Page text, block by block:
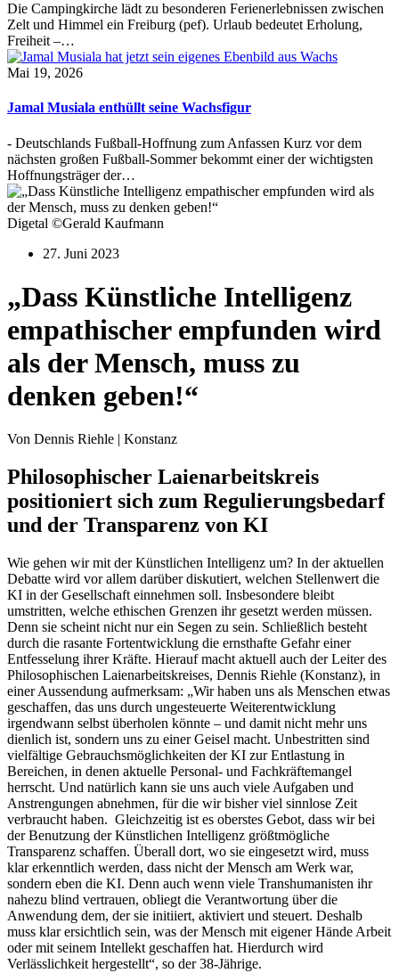
Die Campingkirche lädt zu besonderen Ferienerlebnissen zwischen
Zelt und Himmel ein Freiburg (pef). Urlaub bedeutet Erholung,
Freiheit –…
Mai 19, 2026
Jamal Musiala enthüllt seine Wachsfigur
- Deutschlands Fußball-Hoffnung zum Anfassen Kurz vor dem
nächsten großen Fußball-Sommer bekommt einer der wichtigsten
Hoffnungsträger der…
Digetal ©Gerald Kaufmann
27. Juni 2023
„Dass Künstliche Intelligenz
empathischer empfunden wird
als der Mensch, muss zu
denken geben!“
Von Dennis Riehle | Konstanz
Philosophischer Laienarbeitskreis
positioniert sich zum Regulierungsbedarf
und der Transparenz von KI
Wie gehen wir mit der Künstlichen Intelligenz um? In der aktuellen
Debatte wird vor allem darüber diskutiert, welchen Stellenwert die
KI in der Gesellschaft einnehmen soll. Insbesondere bleibt
umstritten, welche ethischen Grenzen ihr gesetzt werden müssen.
Denn sie scheint nicht nur ein Segen zu sein. Schließlich besteht
durch die rasante Fortentwicklung die ernsthafte Gefahr einer
Entfesselung ihrer Kräfte. Hierauf macht aktuell auch der Leiter des
Philosophischen Laienarbeitskreises, Dennis Riehle (Konstanz), in
einer Aussendung aufmerksam: „Wir haben uns als Menschen etwas
geschaffen, das uns durch ungesteuerte Weiterentwicklung
irgendwann selbst überholen könnte – und damit nicht mehr uns
dienlich ist, sondern uns zu einer Geisel macht. Unbestritten sind
vielfältige Gebrauchsmöglichkeiten der KI zur Entlastung in
Bereichen, in denen aktuelle Personal- und Fachkräftemangel
herrscht. Und natürlich kann sie uns auch viele Aufgaben und
Anstrengungen abnehmen, für die wir bisher viel sinnlose Zeit
verbraucht haben. Gleichzeitig ist es oberstes Gebot, dass wir bei
der Benutzung der Künstlichen Intelligenz größtmögliche
Transparenz schaffen. Überall dort, wo sie eingesetzt wird, muss
klar erkenntlich werden, dass nicht der Mensch am Werk war,
sondern eben die KI. Denn auch wenn viele Transhumanisten ihr
nahezu blind vertrauen, obliegt die Verantwortung über die
Anwendung dem, der sie initiiert, aktiviert und steuert. Deshalb
muss klar ersichtlich sein, was der Mensch mit eigener Hände Arbeit
oder mit seinem Intellekt geschaffen hat. Hierdurch wird
Verlässlichkeit hergestellt“, so der 38-Jährige.